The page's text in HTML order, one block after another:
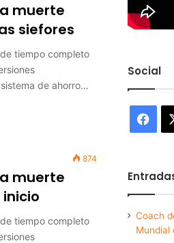
muerte
siefores
tiempo completo
de ahorro…
874
muerte
tiempo completo
Social
Coach
Mundial